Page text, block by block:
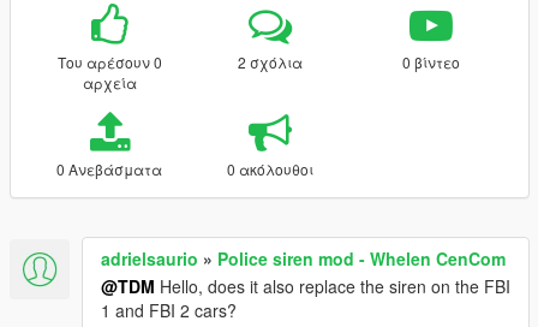
Του αρέσουν 0
αρχεία
2 σχόλια 0 βίντεο
0 Ανεβάσματα 0 ακόλουθοι
adrielsaurio » Police siren mod - Whelen CenCom
@TDM Hello, does it also replace the siren on the FBI
1 and FBI 2 cars?